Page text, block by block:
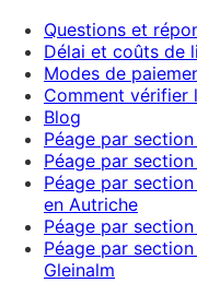
Questions et
Délai et coûts de
Modes de
Comment vérifier
Blog
Péage par
Péage par
Péage par
en Autriche
Péage par
Péage par
Gleinalm